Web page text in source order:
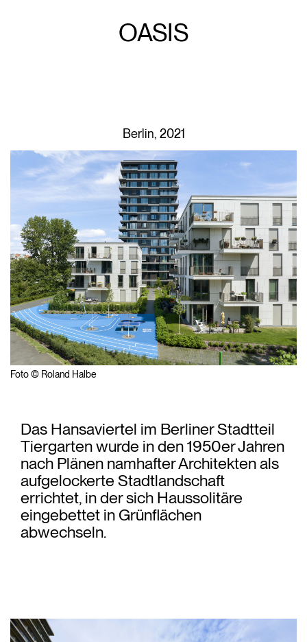
OASIS
Berlin, 2021
Foto © Roland Halbe
Das Hansaviertel im Berliner Stadtteil
Tiergarten wurde in den 1950er Jahren
nach Plänen namhafter Architekten als
aufgelockerte Stadtlandschaft
errichtet, in der sich Haussolitäre
eingebettet in Grünflächen
abwechseln.